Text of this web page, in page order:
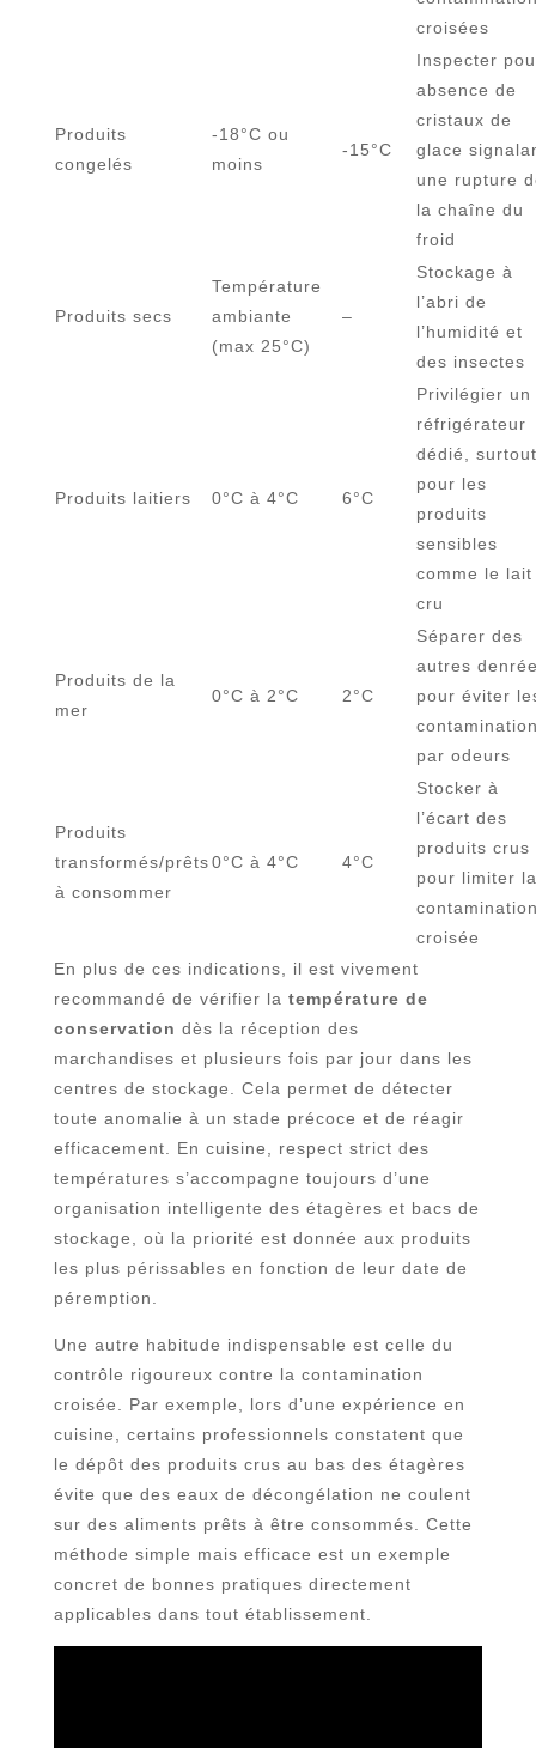
croisées
Produits
congelés
-18°C ou
moins
-15°C
Inspecter
absence de
cristaux de
glace
une rupture
la chaîne du
froid
Produits secs
Température
ambiante
(max 25°C)
–
Stockage à
l’abri de
l’humidité et
des insectes
Produits laitiers 0°C à 4°C 6°C
Privilégier un
réfrigérateur
dédié, surtout
pour les
produits
sensibles
comme le lait
cru
Produits de la
mer
0°C à 2°C 2°C
Séparer des
autres
pour éviter
par odeurs
Produits
transformés/prêts
à consommer
0°C à 4°C 4°C
Stocker à
l’écart des
produits crus
pour limiter la
croisée
En plus de ces indications, il est vivement
recommandé de vérifier la température de
conservation dès la réception des
marchandises et plusieurs fois par jour dans les
centres de stockage. Cela permet de détecter
toute anomalie à un stade précoce et de réagir
efficacement. En cuisine, respect strict des
températures s’accompagne toujours d’une
organisation intelligente des étagères et bacs de
stockage, où la priorité est donnée aux produits
les plus périssables en fonction de leur date de
péremption.
Une autre habitude indispensable est celle du
contrôle rigoureux contre la contamination
croisée. Par exemple, lors d’une expérience en
cuisine, certains professionnels constatent que
le dépôt des produits crus au bas des étagères
évite que des eaux de décongélation ne coulent
sur des aliments prêts à être consommés. Cette
méthode simple mais efficace est un exemple
concret de bonnes pratiques directement
applicables dans tout établissement.